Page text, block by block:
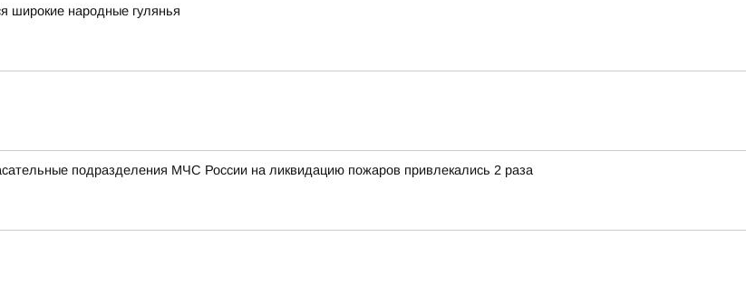
широкие народные гулянья
подразделения МЧС России на ликвидацию пожаров привлекались 2 раза